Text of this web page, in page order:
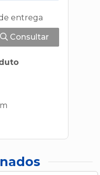
entrega
Consultar